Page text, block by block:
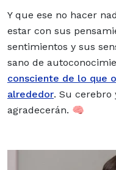
Y que ese no hacer
estar con sus
sentimientos y sus
sano de
consciente de lo que
alrededor. Su cerebro
agradecerán. 🧠